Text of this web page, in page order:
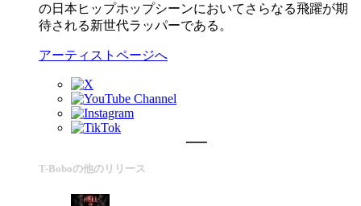
の日本ヒップホップシーンにおいてさらなる飛躍が期
待される新世代ラッパーである。
アーティストページへ
T-Boboの他のリリース